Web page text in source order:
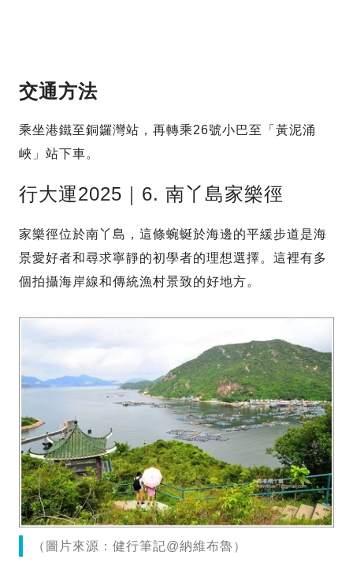
交通方法
乘坐港鐵至銅鑼灣站，再轉乘26號小巴至「黃泥涌
峽」站下車。
行大運2025｜6. 南丫島家樂徑
家樂徑位於南丫島，這條蜿蜒於海邊的平緩步道是海
景愛好者和尋求寧靜的初學者的理想選擇。這裡有多
個拍攝海岸線和傳統漁村景致的好地方。
（圖片來源：健行筆記@納維布魯）